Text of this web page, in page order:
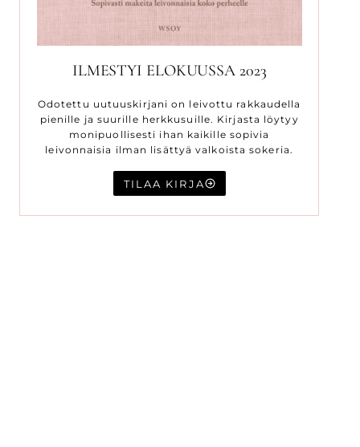
ILMESTYI ELOKUUSSA 2023
Odotettu uutuuskirjani on leivottu rakkaudella
pienille ja suurille herkkusuille. Kirjasta löytyy
monipuollisesti ihan kaikille sopivia
leivonnaisia ilman lisättyä valkoista sokeria.
TILAA KIRJA